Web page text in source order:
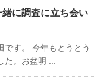
に調査に立ち会い
です。 今年もとうとう
。お盆明 ...